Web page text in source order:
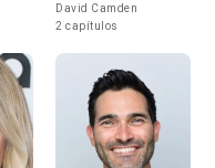
David Camden
2 capítulos